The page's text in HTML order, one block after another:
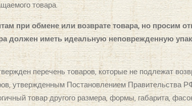
товара.
при обмене или возврате товара, но просим
должен иметь идеальную неповрежденную
перечень товаров, которые не подлежат
утвержденным Постановлением Правительства
товар другого размера, формы, габарита,